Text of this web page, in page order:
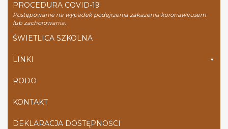
PROCEDURA COVID-19
Postępowanie na wypadek podejrzenia zakażenia koronawirusem
lub zachorowania.
ŚWIETLICA SZKOLNA
LINKI
RODO
KONTAKT
DEKLARACJA DOSTĘPNOŚCI